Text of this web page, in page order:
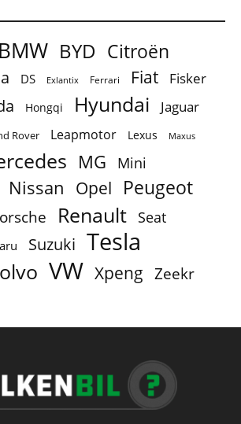
BMW BYD Citroën
DS Exlantix Ferrari Fiat Fisker
Hongqi Hyundai Jaguar
Rover Leapmotor Lexus Maxus
MG Mini
Nissan Opel Peugeot
Renault Seat
Suzuki Tesla
VW Xpeng Zeekr